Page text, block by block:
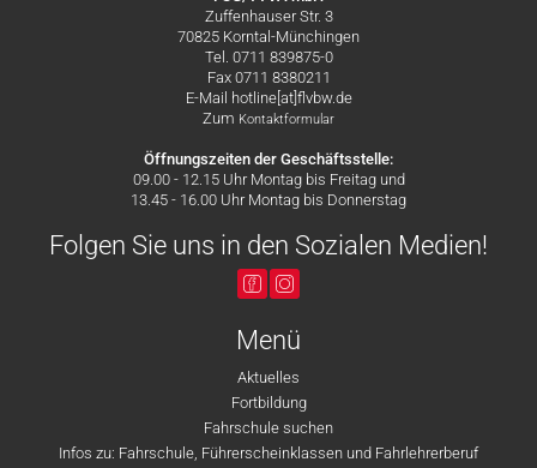
Zuffenhauser Str. 3
70825 Korntal-Münchingen
Tel. 0711 839875-0
Fax 0711 8380211
E-Mail hotline[at]flvbw.de
Zum Kontaktformular
Öffnungszeiten der Geschäftsstelle:
09.00 - 12.15 Uhr Montag bis Freitag und
13.45 - 16.00 Uhr Montag bis Donnerstag
Folgen Sie uns in den Sozialen Medien!
Menü
Aktuelles
Fortbildung
Fahrschule suchen
Infos zu: Fahrschule, Führerscheinklassen und Fahrlehrerberuf